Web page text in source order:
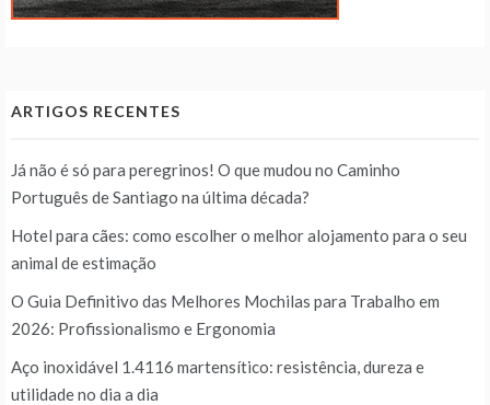
ARTIGOS RECENTES
Já não é só para peregrinos! O que mudou no Caminho
Português de Santiago na última década?
Hotel para cães: como escolher o melhor alojamento para o seu
animal de estimação
O Guia Definitivo das Melhores Mochilas para Trabalho em
2026: Profissionalismo e Ergonomia
Aço inoxidável 1.4116 martensítico: resistência, dureza e
utilidade no dia a dia